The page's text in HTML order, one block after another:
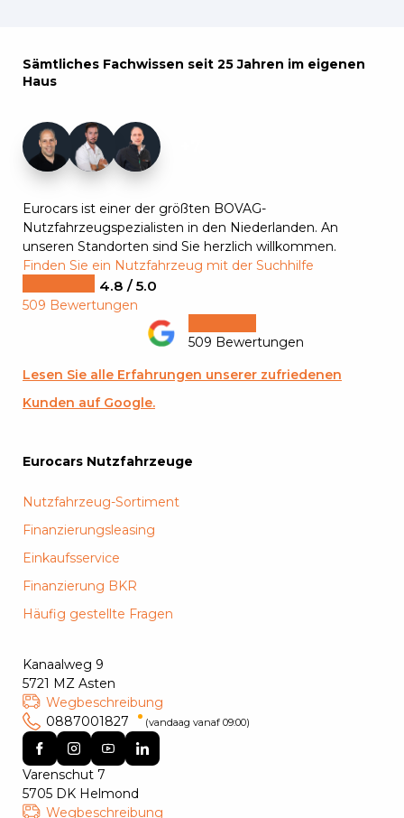
Sämtliches Fachwissen seit 25 Jahren im eigenen
Haus
Eurocars ist einer der größten BOVAG-
Nutzfahrzeugspezialisten in den Niederlanden. An
unseren Standorten sind Sie herzlich willkommen.
Finden Sie ein Nutzfahrzeug mit der Suchhilfe
4.8 / 5.0
509 Bewertungen
509 Bewertungen
Lesen Sie alle Erfahrungen unserer zufriedenen
Kunden auf Google.
Eurocars Nutzfahrzeuge
Nutzfahrzeug-Sortiment
Finanzierungsleasing
Einkaufsservice
Finanzierung BKR
Häufig gestellte Fragen
Kanaalweg 9
5721 MZ Asten
Wegbeschreibung
0887001827
(vandaag vanaf 09:00)
Varenschut 7
5705 DK Helmond
Wegbeschreibung